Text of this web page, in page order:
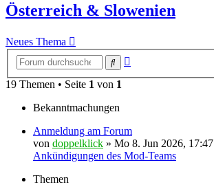
Österreich & Slowenien
Neues Thema
Suche
19 Themen • Seite 1 von 1
Bekanntmachungen
Anmeldung am Forum
von doppelklick » Mo 8. Jun 2026, 17:47
Ankündigungen des Mod-Teams
Themen